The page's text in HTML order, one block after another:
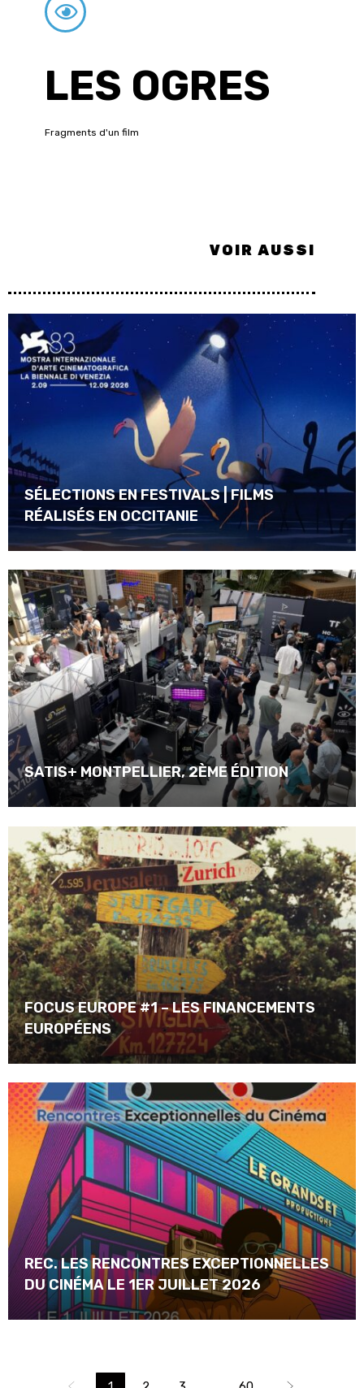
LES OGRES
Fragments d'un film
VOIR AUSSI
SÉLECTIONS EN FESTIVALS | FILMS
RÉALISÉS EN OCCITANIE
SATIS+ MONTPELLIER, 2ÈME ÉDITION
FOCUS EUROPE #1 – LES FINANCEMENTS
EUROPÉENS
REC. LES RENCONTRES EXCEPTIONNELLES
DU CINÉMA LE 1ER JUILLET 2026